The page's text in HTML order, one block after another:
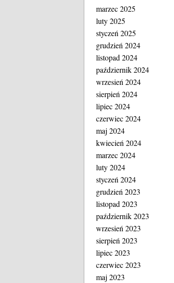
marzec 2025
luty 2025
styczeń 2025
grudzień 2024
listopad 2024
październik 2024
wrzesień 2024
sierpień 2024
lipiec 2024
czerwiec 2024
maj 2024
kwiecień 2024
marzec 2024
luty 2024
styczeń 2024
grudzień 2023
listopad 2023
październik 2023
wrzesień 2023
sierpień 2023
lipiec 2023
czerwiec 2023
maj 2023